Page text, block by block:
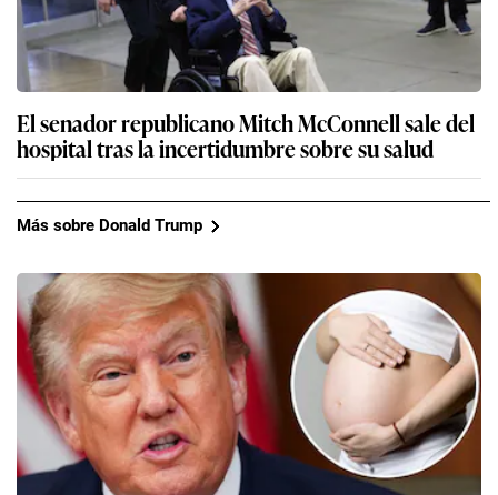
El senador republicano Mitch McConnell sale del
hospital tras la incertidumbre sobre su salud
Más sobre Donald Trump